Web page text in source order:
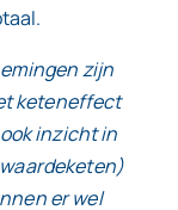
zijn
keteneffect
inzicht in
er wel